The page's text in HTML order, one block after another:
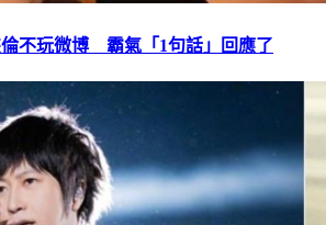
不玩微博 霸氣「1句話」回應了